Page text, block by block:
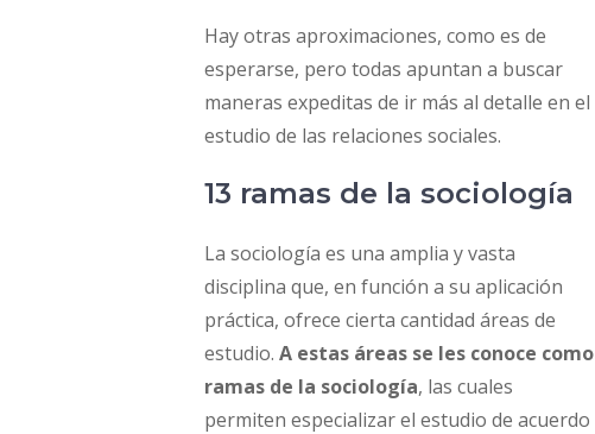
Hay otras aproximaciones, como es de
esperarse, pero todas apuntan a buscar
maneras expeditas de ir más al detalle en el
estudio de las relaciones sociales.
13 ramas de la sociología
La sociología es una amplia y vasta
disciplina que, en función a su aplicación
práctica, ofrece cierta cantidad áreas de
estudio. A estas áreas se les conoce como
ramas de la sociología, las cuales
permiten especializar el estudio de acuerdo